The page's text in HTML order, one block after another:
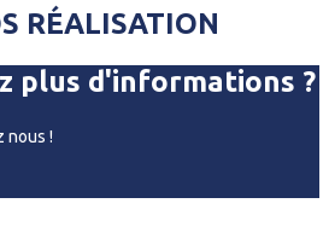
RÉALISATION
plus d'informations ?
nous !